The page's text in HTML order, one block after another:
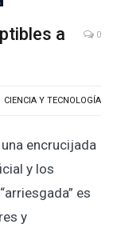
a
0
CIENCIA Y TECNOLOGÍA
encrucijada
y los
es
y